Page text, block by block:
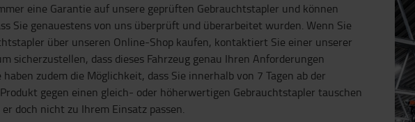
eine Garantie auf unsere geprüften Gebrauchtstapler und können
Sie genauestens von uns überprüft und überarbeitet wurden. Wenn Sie
über unseren Online-Shop kaufen, kontaktiert Sie einer unserer
sicherzustellen, dass dieses Fahrzeug genau Ihren Anforderungen
zudem die Möglichkeit, dass Sie innerhalb von 7 Tagen ab der
gegen einen gleich- oder höherwertigen Gebrauchtstapler tauschen
doch nicht zu Ihrem Einsatz passen.